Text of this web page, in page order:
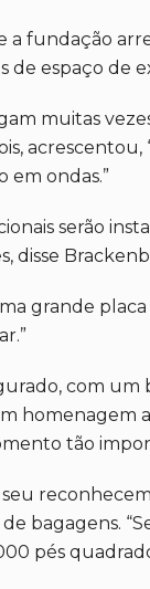
a fundação
de espaço de
muitas
acrescentou,
em ondas.”
serão
disse
grande placa
com um
homenagem
tão
bagagens.
pés